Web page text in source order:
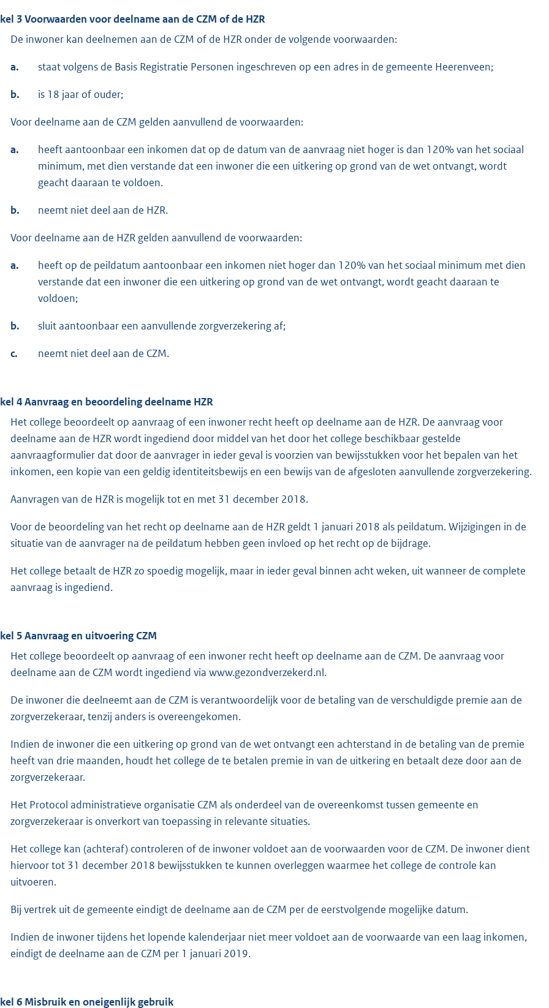
3 Voorwaarden voor deelname aan de CZM of de HZR
De inwoner kan deelnemen aan de CZM of de HZR onder de volgende voorwaarden:
a. staat volgens de Basis Registratie Personen ingeschreven op een adres in de gemeente Heerenveen;
b. is 18 jaar of ouder;
Voor deelname aan de CZM gelden aanvullend de voorwaarden:
a.
heeft aantoonbaar een inkomen dat op de datum van de aanvraag niet hoger is dan 120% van het sociaal
minimum, met dien verstande dat een inwoner die een uitkering op grond van de wet ontvangt, wordt
geacht daaraan te voldoen.
b. neemt niet deel aan de HZR.
Voor deelname aan de HZR gelden aanvullend de voorwaarden:
a.
heeft op de peildatum aantoonbaar een inkomen niet hoger dan 120% van het sociaal minimum met dien
verstande dat een inwoner die een uitkering op grond van de wet ontvangt, wordt geacht daaraan te
voldoen;
b. sluit aantoonbaar een aanvullende zorgverzekering af;
c. neemt niet deel aan de CZM.
4 Aanvraag en beoordeling deelname HZR
Het college beoordeelt op aanvraag of een inwoner recht heeft op deelname aan de HZR. De aanvraag voor
deelname aan de HZR wordt ingediend door middel van het door het college beschikbaar gestelde
aanvraagformulier dat door de aanvrager in ieder geval is voorzien van bewijsstukken voor het bepalen van het
inkomen, een kopie van een geldig identiteitsbewijs en een bewijs van de afgesloten aanvullende zorgverzekering.
Aanvragen van de HZR is mogelijk tot en met 31 december 2018.
Voor de beoordeling van het recht op deelname aan de HZR geldt 1 januari 2018 als peildatum. Wijzigingen in de
situatie van de aanvrager na de peildatum hebben geen invloed op het recht op de bijdrage.
Het college betaalt de HZR zo spoedig mogelijk, maar in ieder geval binnen acht weken, uit wanneer de complete
aanvraag is ingediend.
5 Aanvraag en uitvoering CZM
Het college beoordeelt op aanvraag of een inwoner recht heeft op deelname aan de CZM. De aanvraag voor
deelname aan de CZM wordt ingediend via www.gezondverzekerd.nl.
De inwoner die deelneemt aan de CZM is verantwoordelijk voor de betaling van de verschuldigde premie aan de
zorgverzekeraar, tenzij anders is overeengekomen.
Indien de inwoner die een uitkering op grond van de wet ontvangt een achterstand in de betaling van de premie
heeft van drie maanden, houdt het college de te betalen premie in van de uitkering en betaalt deze door aan de
zorgverzekeraar.
Het Protocol administratieve organisatie CZM als onderdeel van de overeenkomst tussen gemeente en
zorgverzekeraar is onverkort van toepassing in relevante situaties.
Het college kan (achteraf) controleren of de inwoner voldoet aan de voorwaarden voor de CZM. De inwoner dient
hiervoor tot 31 december 2018 bewijsstukken te kunnen overleggen waarmee het college de controle kan
uitvoeren.
Bij vertrek uit de gemeente eindigt de deelname aan de CZM per de eerstvolgende mogelijke datum.
Indien de inwoner tijdens het lopende kalenderjaar niet meer voldoet aan de voorwaarde van een laag inkomen,
eindigt de deelname aan de CZM per 1 januari 2019.
6 Misbruik en oneigenlijk gebruik